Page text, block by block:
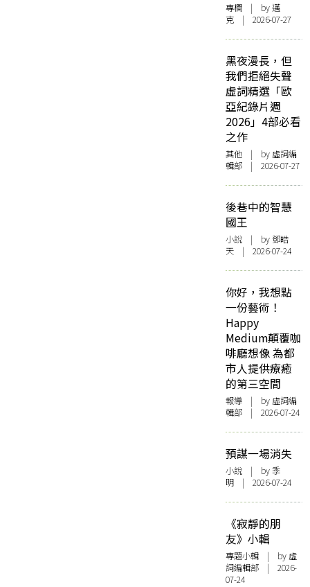
專欄 | by邁
克 | 2026-07-27
黑夜漫長，但
我們拒絕失聲
虛詞精選「歐
亞紀錄片週
2026」4部必看
之作
其他 | by 虛詞編
輯部 | 2026-07-27
後巷中的智慧
國王
小說 | by 鄧皓
天 | 2026-07-24
你好，我想點
一份藝術！
Happy
Medium顛覆咖
啡廳想像 為都
市人提供療癒
的第三空間
報導 | by 虛詞編
輯部 | 2026-07-24
預謀一場消失
小說 | by 季
明 | 2026-07-24
《寂靜的朋
友》小輯
專題小輯 | by 虛
詞編輯部 | 2026-
07-24